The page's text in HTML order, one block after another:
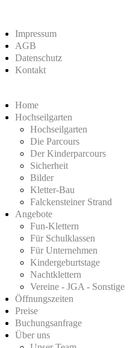
Impressum
AGB
Datenschutz
Kontakt
Home
Hochseilgarten
Hochseilgarten
Die Parcours
Der Kinderparcours
Sicherheit
Bilder
Kletter-Bau
Falckensteiner Strand
Angebote
Fun-Klettern
Für Schulklassen
Für Unternehmen
Kindergeburtstage
Nachtklettern
Vereine - JGA - Sonstige
Öffnungszeiten
Preise
Buchungsanfrage
Über uns